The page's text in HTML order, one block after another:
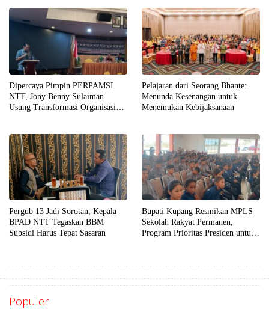
Dipercaya Pimpin PERPAMSI
NTT, Jony Benny Sulaiman
Usung Transformasi Organisasi
Pelajaran dari Seorang Bhante:
Menunda Kesenangan untuk
Menemukan Kebijaksanaan
Pergub 13 Jadi Sorotan, Kepala
BPAD NTT Tegaskan BBM
Subsidi Harus Tepat Sasaran
Bupati Kupang Resmikan MPLS
Sekolah Rakyat Permanen,
Program Prioritas Presiden untuk
Populer